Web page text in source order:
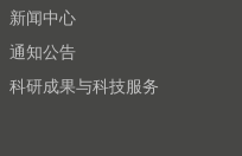
新闻中心
通知公告
科研成果与科技服务